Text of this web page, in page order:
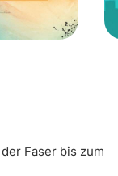
Faser bis zum